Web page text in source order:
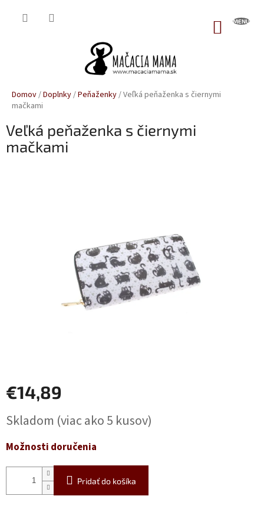
Domov/Doplnky/Peňaženky/Veľká peňaženka s čiernymi
mačkami
Veľká peňaženka s čiernymi
mačkami
€14,89
cena:
Skladom (viac ako 5 kusov)
Možnosti doručenia
Pridať do košíka